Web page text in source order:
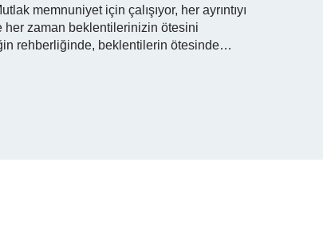
memnuniyet için çalışıyor, her ayrıntıyı
her zaman beklentilerinizin ötesini
rehberliğinde, beklentilerin ötesinde…